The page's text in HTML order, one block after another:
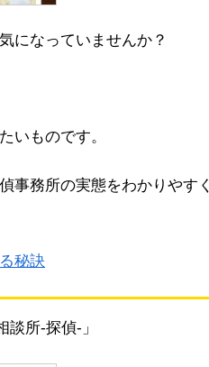
になっていませんか？
いものです。
事務所の実態をわかりやすく
秘訣
所-探偵-」